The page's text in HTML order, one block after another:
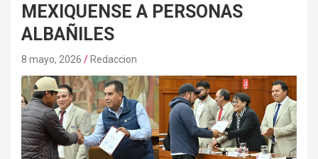
MEXIQUENSE A PERSONAS
ALBAÑILES
8 mayo, 2026 Redaccion